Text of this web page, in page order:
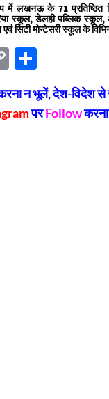
में लखनऊ के 71
स्कूल, डेलही पब्लिक स्कूल,
सिटी मोन्टेसरी स्कूल के
Copy
Link
न भूलें, देश-विदेश से
परFollow